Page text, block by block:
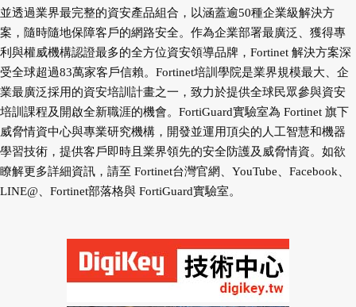
並透過業界最完整的資安產品組合，以涵蓋逾50種企業級解決方
案，隨時隨地保障客戶的網路安全。作為企業部署最廣泛、獲得專
利與權威機構認證最多的全方位資安領導品牌，Fortinet 解決方案深
受全球超過83萬家客戶信賴。Fortinet培訓學院是業界規模最大、企
業最廣泛採用的資安培訓計畫之一，致力於提供全球民眾參與資安
培訓課程及開啟全新職涯的機會。FortiGuard實驗室為 Fortinet 旗下
威脅情資中心與專業研究機構，開發並運用頂尖的人工智慧和機器
學習技術，提供客戶即時且業界領先的安全防護及威脅情資。如欲
瞭解更多詳細資訊，請至 Fortinet台灣官網、YouTube、Facebook、
LINE@、Fortinet部落格與 FortiGuard實驗室。